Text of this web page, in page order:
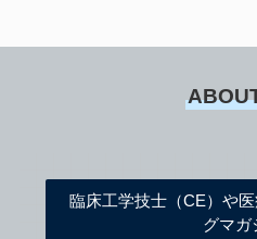
臨床工学技士（CE）や
グマガ